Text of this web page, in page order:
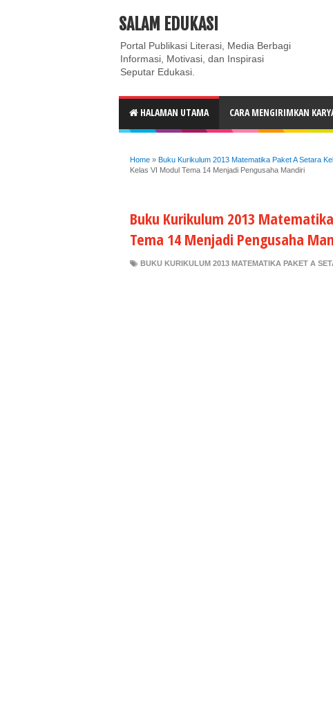
ABOUT CONTACT US
SALAM EDUKASI
Portal Publikasi Literasi, Media Berbagi
Informasi, Motivasi, dan Inspirasi
Seputar Edukasi.
HALAMAN UTAMA CARA MENGIRIMKAN
Home » Buku Kurikulum 2013 Matematika Paket A Setara
Kelas VI Modul Tema 14 Menjadi Pengusaha Mandiri
Buku Kurikulum 2013
Tema 14 Menjadi Pengusaha
BUKU KURIKULUM 2013 MATEMATIKA PAKET A